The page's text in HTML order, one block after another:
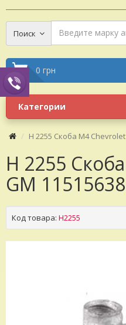
Поиск
0 грн
Категории
H 2255 Скоба M4
H 2255
GM 11515638
Код товара: H2255